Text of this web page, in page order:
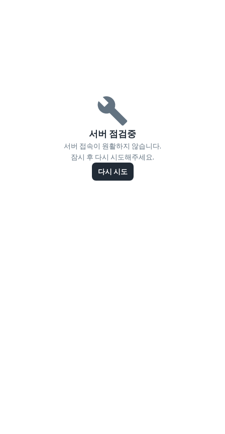
서버 점검중
서버 접속이 원활하지 않습니다.
잠시 후 다시 시도해주세요.
다시 시도